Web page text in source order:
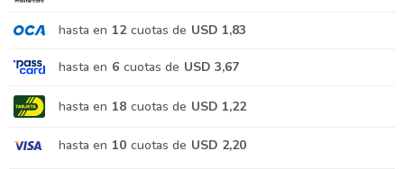
hasta en 12 cuotas de USD 1,83
hasta en 6 cuotas de USD 3,67
hasta en 18 cuotas de USD 1,22
hasta en 10 cuotas de USD 2,20